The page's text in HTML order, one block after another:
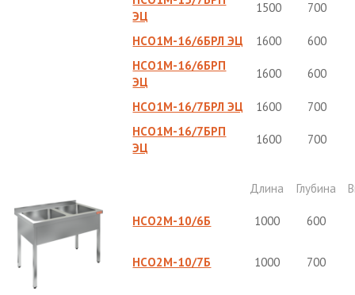
ЭЦ
1500 700
НСО1М-16/6БРЛ ЭЦ 1600
600
НСО1М-16/6БРП
ЭЦ
1600 600
НСО1М-16/7БРЛ ЭЦ 1600
700
НСО1М-16/7БРП
ЭЦ
1600 700
Длина Глубина
НСО2М-10/6Б 1000 600
НСО2М-10/7Б 1000 700